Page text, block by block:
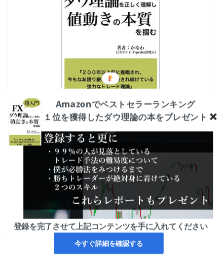
プロフィールはこちら
オススメの無料チャートソフト
F-pedia管理人が実際に日々の相場分析で使っている無料
チャートソフト、メタトレーダー４はゴールデンウェイ・
ジャパン（旧FXトレード・フィナンシャル）がおすすめ
です。
レポート 問い合わせ
Amazonでベストセラーランキング
１位を獲得したダウ理論の本をプレゼント
登録を完了させて上記コンテンツを手に入れてください
今すぐ詳細を確認する